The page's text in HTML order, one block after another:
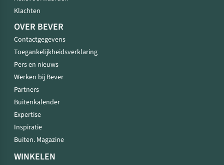
Klachten
OVER BEVER
Contactgegevens
Toegankelijkheidsverklaring
Pers en nieuws
Werken bij Bever
Partners
Buitenkalender
Expertise
Inspiratie
Buiten. Magazine
WINKELEN